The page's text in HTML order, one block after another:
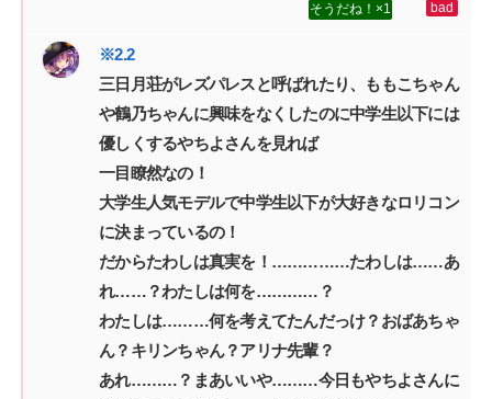
1
三日月荘がレズパレスと呼ばれたり、ももこちゃん
や鶴乃ちゃんに興味をなくしたのに中学生以下には
優しくするやちよさんを見れば‌
一目瞭然なの！‌
大学生人気モデルで中学生以下が大好きなロリコン
に決まっているの！‌
だからたわしは真実を！……………たわしは……あ
れ……？わたしは何を…………？‌
わたしは………何を考えてたんだっけ？おばあちゃ
ん？キリンちゃん？アリナ先輩？‌
あれ………？まあいいや………今日もやちよさんに